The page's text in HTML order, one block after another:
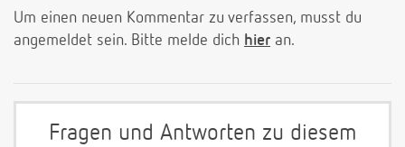
Um einen neuen Kommentar zu verfassen, musst du
angemeldet sein. Bitte melde dich hier an.
Fragen und Antworten zu diesem